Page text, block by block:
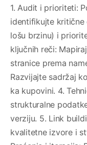
1. Audit i prioriteti:
identifikujte kritične
lošu brzinu) i
ključnih reči:
stranice prema
Razvijajte sadržaj
ka kupovini. 4.
strukturalne
verziju. 5. Link
kvalitetne izvore i